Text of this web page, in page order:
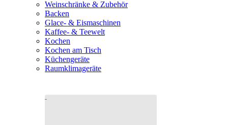
Weinschränke & Zubehör
Backen
Glace- & Eismaschinen
Kaffee- & Teewelt
Kochen
Kochen am Tisch
Küchengeräte
Raumklimageräte